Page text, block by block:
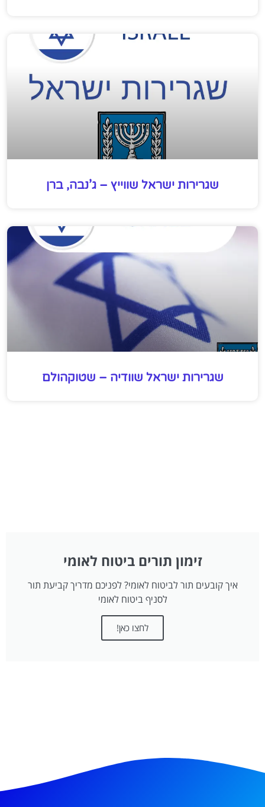
שגרירות ישראל שווייץ – ג’נבה, ברן
שגרירות ישראל שוודיה – שטוקהולם
זימון תורים ביטוח לאומי
איך קובעים תור לביטוח לאומי? לפניכם מדריך קביעת תור
לסניף ביטוח לאומי
לחצו כאן!